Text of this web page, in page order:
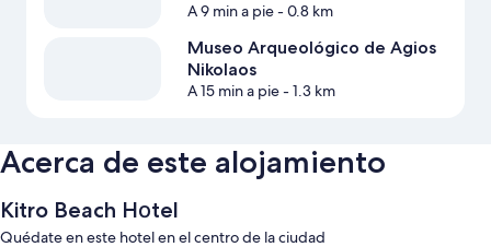
A 9 min a pie- 0.8 km
Museo Arqueológico de Agios
Nikolaos
A 15 min a pie- 1.3 km
Acerca de este alojamiento
Kitro Beach Hοtel
Quédate en este hotel en el centro de la ciudad